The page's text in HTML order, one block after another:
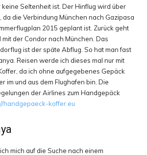
Seltenheit ist. Der Hinflug wird über
da die Verbindung München nach Gazipasa
2015 geplant ist. Zurück geht
der Condor nach München. Das
ist der späte Abflug. So hat man fast
Reisen werde ich dieses mal nur mit
da ich ohne aufgegebenes Gepäck
im und aus dem Flughafen bin. Die
der Airlines zum Handgepäck
handgepaeck-koffer.eu
mich auf die Suche nach einem